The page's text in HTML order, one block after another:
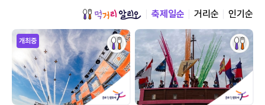
축제일순 거리순 인기순
개최중